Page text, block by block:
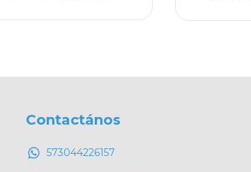
Contactános
573044226157